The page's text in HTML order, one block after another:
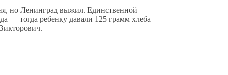
но Ленинград выжил. Единственной
— тогда ребенку давали 125 грамм хлеба